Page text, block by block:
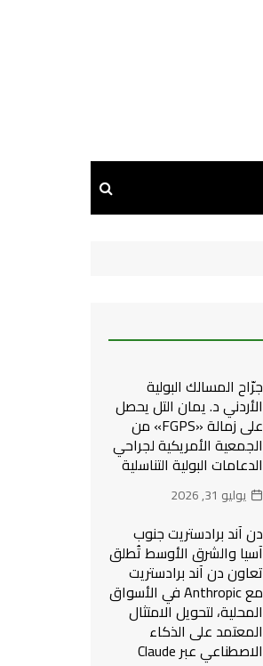
جرّاح المسالك البولية
الأردني د. يمان التل يحصل
على زمالة «FGPS» من
الجمعية الأمريكية لجراحي
الدعامات البولية التناسلية
يوليو 31, 2026
دن آند برادستريت جنوب
آسيا والشرق الأوسط تُطلق
تعاون دن آند برادستريت
مع Anthropic في الأسواق
المحلية، لتحويل الامتثال
المعتمد على الذكاء
الاصطناعي عبر Claude